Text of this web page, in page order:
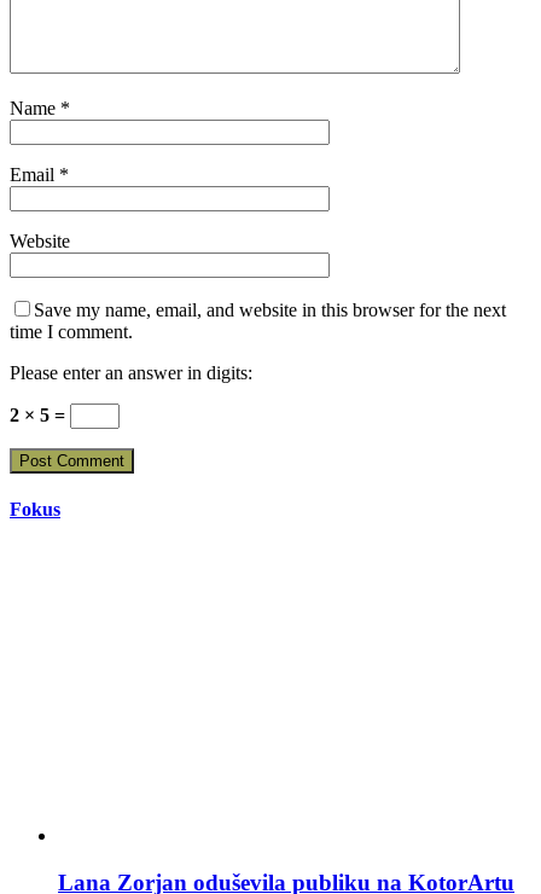
Name *
Email *
Website
Save my name, email, and website in this browser for the next
time I comment.
Please enter an answer in digits:
2 × 5 =
Fokus
Lana Zorjan oduševila publiku na KotorArtu